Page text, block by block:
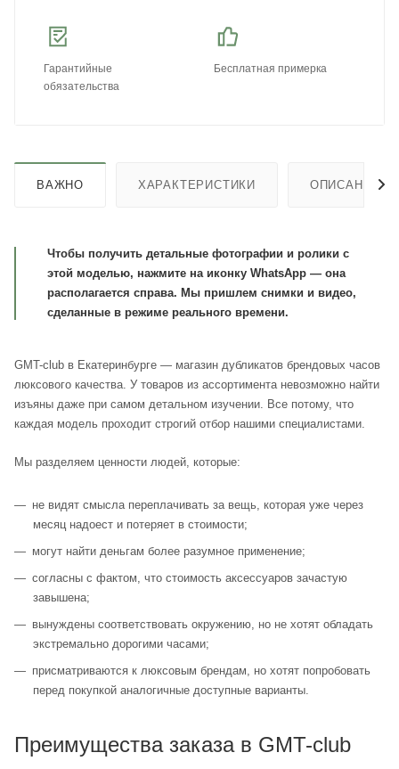
Гарантийные
обязательства
Бесплатная примерка
ВАЖНО ХАРАКТЕРИСТИКИ ОПИСАНИЕ
Чтобы получить детальные фотографии и ролики с
этой моделью, нажмите на иконку WhatsApp — она
располагается справа. Мы пришлем снимки и видео,
сделанные в режиме реального времени.
GMT-club в Екатеринбурге — магазин дубликатов брендовых часов
люксового качества. У товаров из ассортимента невозможно найти
изъяны даже при самом детальном изучении. Все потому, что
каждая модель проходит строгий отбор нашими специалистами.
Мы разделяем ценности людей, которые:
не видят смысла переплачивать за вещь, которая уже через
месяц надоест и потеряет в стоимости;
могут найти деньгам более разумное применение;
согласны с фактом, что стоимость аксессуаров зачастую
завышена;
вынуждены соответствовать окружению, но не хотят обладать
экстремально дорогими часами;
присматриваются к люксовым брендам, но хотят попробовать
перед покупкой аналогичные доступные варианты.
Преимущества заказа в GMT-club